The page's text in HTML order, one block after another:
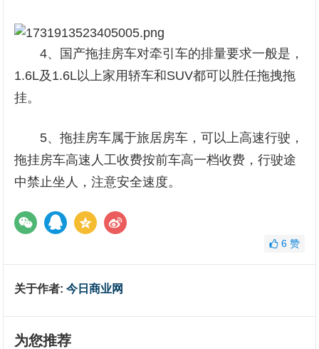
4、国产拖挂房车对牵引车的排量要求一般是，
1.6L及1.6L以上家用轿车和SUV都可以胜任拖拽拖
挂。
5、拖挂房车属于旅居房车，可以上高速行驶，
拖挂房车高速人工收费按前车高一档收费，行驶途
中禁止坐人，注意安全速度。
6 赞
关于作者:今日商业网
为您推荐